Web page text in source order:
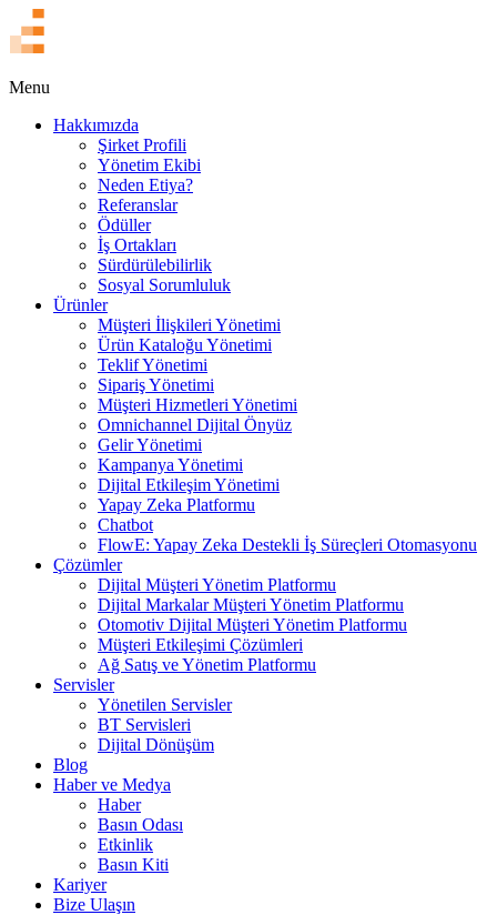
Menu
Hakkımızda
Şirket Profili
Yönetim Ekibi
Neden Etiya?
Referanslar
Ödüller
İş Ortakları
Sürdürülebilirlik
Sosyal Sorumluluk
Ürünler
Müşteri İlişkileri Yönetimi
Ürün Kataloğu Yönetimi
Teklif Yönetimi
Sipariş Yönetimi
Müşteri Hizmetleri Yönetimi
Omnichannel Dijital Önyüz
Gelir Yönetimi
Kampanya Yönetimi
Dijital Etkileşim Yönetimi
Yapay Zeka Platformu
Chatbot
FlowE: Yapay Zeka Destekli İş Süreçleri Otomasyonu
Çözümler
Dijital Müşteri Yönetim Platformu
Dijital Markalar Müşteri Yönetim Platformu
Otomotiv Dijital Müşteri Yönetim Platformu
Müşteri Etkileşimi Çözümleri
Ağ Satış ve Yönetim Platformu
Servisler
Yönetilen Servisler
BT Servisleri
Dijital Dönüşüm
Blog
Haber ve Medya
Haber
Basın Odası
Etkinlik
Basın Kiti
Kariyer
Bize Ulaşın